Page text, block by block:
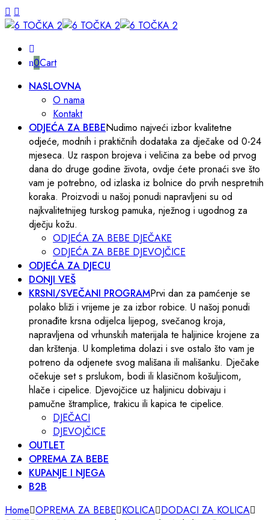
0Cart
NASLOVNA
O nama
Kontakt
ODJEĆA ZA BEBENudimo najveći izbor kvalitetne
odjeće, modnih i praktičnih dodataka za dječake od 0-24
mjeseca. Uz raspon brojeva i veličina za bebe od prvog
dana do druge godine života, ovdje ćete pronaći sve što
vam je potrebno, od izlaska iz bolnice do prvih nespretnih
koraka. Proizvodi u našoj ponudi napravljeni su od
najkvalitetnijeg turskog pamuka, nježnog i ugodnog za
dječju kožu.
ODJEĆA ZA BEBE DJEČAKE
ODJEĆA ZA BEBE DJEVOJČICE
ODJEĆA ZA DJECU
DONJI VEŠ
KRSNI/SVEČANI PROGRAMPrvi dan za pamćenje se
polako bliži i vrijeme je za izbor robice. U našoj ponudi
pronađite krsna odijelca lijepog, svečanog kroja,
napravljena od vrhunskih materijala te haljinice krojene za
dan krštenja. U kompletima dolazi i sve ostalo što vam je
potreno da odjenete svog mališana ili mališanku. Dječake
očekuje set s prslukom, bodi ili klasičnom košuljicom,
hlače i cipelice. Djevojčice uz haljinicu dobivaju i
pamučne štramplice, trakicu ili kapica te cipelice.
DJEČACI
DJEVOJČICE
OUTLET
OPREMA ZA BEBE
KUPANJE I NJEGA
B2B
Home OPREMA ZA BEBE KOLICA DODACI ZA KOLICA